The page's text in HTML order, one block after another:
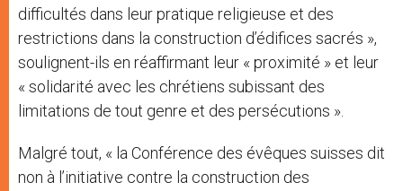
difficultés dans leur pratique religieuse et des
restrictions dans la construction d’édifices sacrés »,
soulignent-ils en réaffirmant leur « proximité » et leur
« solidarité avec les chrétiens subissant des
limitations de tout genre et des persécutions ».
Malgré tout, « la Conférence des évêques suisses dit
non à l’initiative contre la construction des